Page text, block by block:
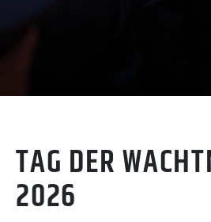
TAG DER
2026